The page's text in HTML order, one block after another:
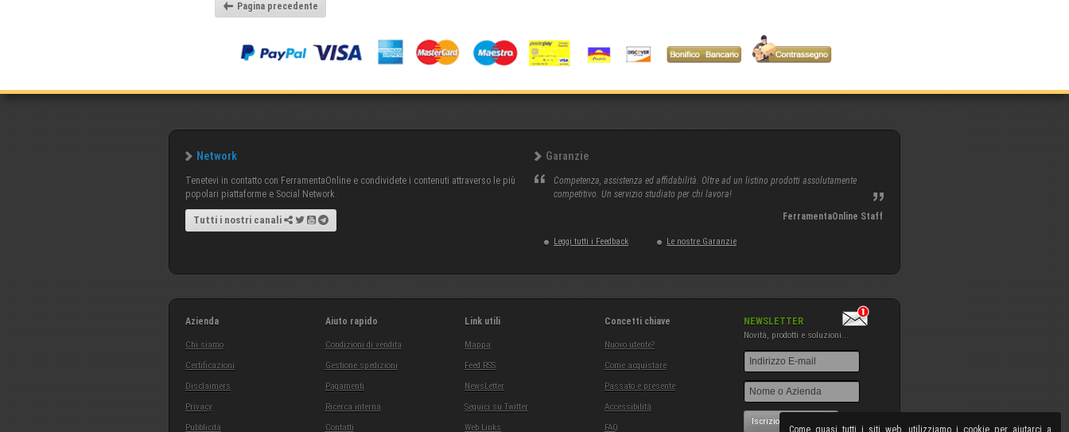
Come quasi tutti i siti web, utilizziamo i cookie per aiutarci a
Pagina precedente
Network
Tenetevi in contatto con FerramentaOnline e condividete i contenuti attraverso le più
popolari piattaforme e Social Network.
Tutti i nostri canali
Garanzie
Competenza, assistenza ed affidabilità. Oltre ad un listino prodotti assolutamente
competitivo. Un servizio studiato per chi lavora!
FerramentaOnline Staff
Leggi tutti i Feedback Le nostre Garanzie
Azienda
Chi siamo
Certificazioni
Disclaimers
Privacy
Pubblicità
Aiuto rapido
Condizioni di vendita
Gestione spedizioni
Pagamenti
Ricerca interna
Contatti
Link utili
Mappa
Feed RSS
NewsLetter
Seguici su Twitter
Web Links
Concetti chiave
Nuovo utente?
Come acquistare
Passato e presente
Accessibilità
FAQ
NEWSLETTER
Novità, prodotti e soluzioni...
Iscrizione NewsLetter